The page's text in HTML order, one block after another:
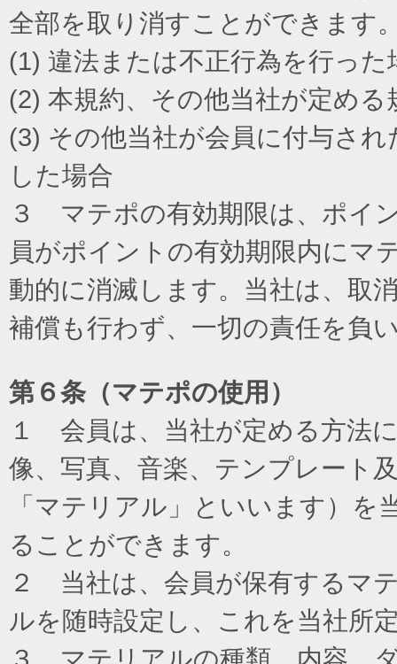
全部を取り消すことができます
(1) 違法または不正行為を行った
(2) 本規約、その他当社が定め
(3) その他当社が会員に付与さ
した場合
３ マテポの有効期限は、ポイ
員がポイントの有効期限内にマ
動的に消滅します。当社は、取
補償も行わず、一切の責任を負
第６条（マテポの使用）
１ 会員は、当社が定める方法
像、写真、音楽、テンプレート
「マテリアル」といいます）
ることができます。
２ 当社は、会員が保有するマ
ルを随時設定し、これを当社所